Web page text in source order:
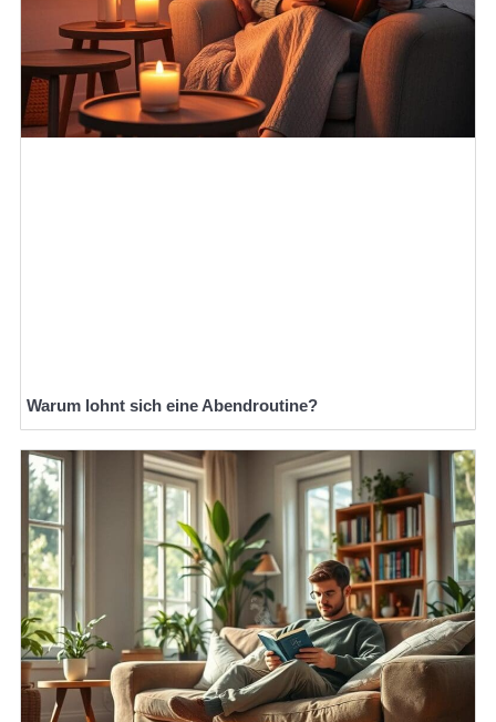
Warum lohnt sich eine Abendroutine?